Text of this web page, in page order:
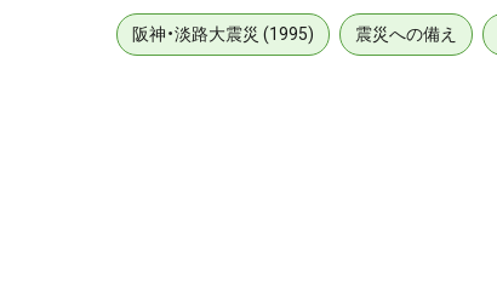
阪神・淡路大震災 (1995) 震災への備え